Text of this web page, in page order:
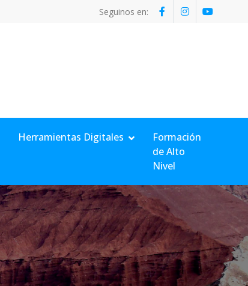
Seguinos en:
Herramientas Digitales
Formación
de Alto
Nivel